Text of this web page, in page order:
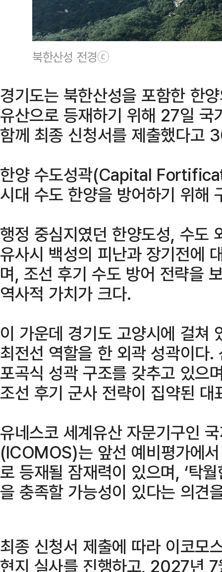
북한산성 전경ⓒ
경기도는 북한산성을 포함한 한
유산으로 등재하기 위해 27일 국
함께 최종 신청서를 제출했다고
한양 수도성곽(Capital
시대 수도 한양을 방어하기 위해
행정 중심지였던 한양도성, 수도
유사시 백성의 피난과 장기전에
며, 조선 후기 수도 방어 전략을
역사적 가치가 크다.
이 가운데 경기도 고양시에 걸쳐
최전선 역할을 한 외곽 성곽이다
포곡식 성곽 구조를 갖추고 있으
조선 후기 군사 전략이 집약된
유네스코 세계유산 자문기구인
(ICOMOS)는 앞선 예비평가에
로 등재될 잠재력이 있으며, ‘탁
을 충족할 가능성이 있다는 의견
최종 신청서 제출에 따라 이코
현지 실사를 진행하고, 2027년